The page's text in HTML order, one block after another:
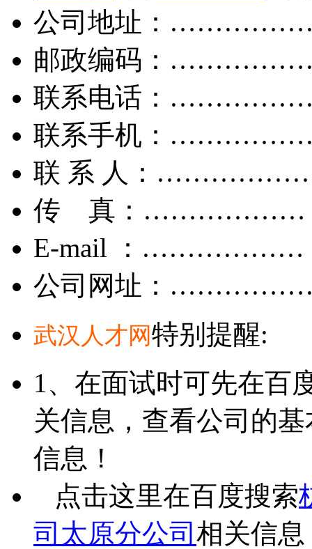
公司地址：
邮政编码：
联系电话：
联系手机：
联 系 人：
传 真：………………
E-mail ：………………
公司网址：
武汉人才网特别提醒:
1、在面试时可先在百
关信息，查看公司的
信息！
点击这里在百度搜索
司太原分公司 相关信息